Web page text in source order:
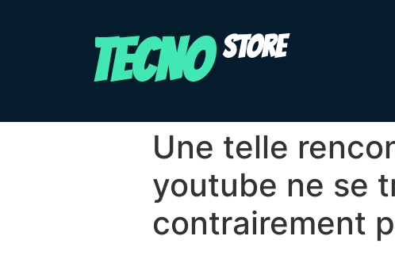
TECNO STORE
Une telle
youtube ne se
contrairement